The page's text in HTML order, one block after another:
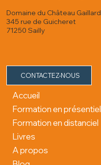
Domaine du Château Gaillard
345 rue de Guicheret
71250 Sailly
CONTACTEZ-NOUS
Accueil
Formation en présentiel
Formation en distanciel
Livres
A propos